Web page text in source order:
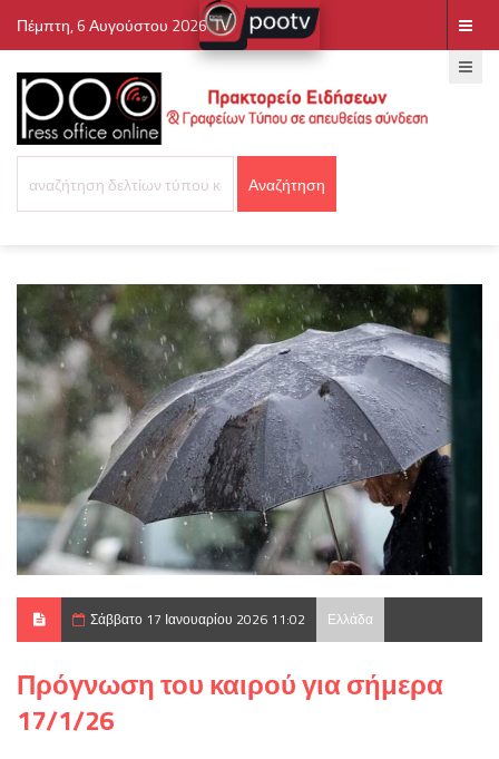
Πέμπτη, 6 Αυγούστου 2026
Σάββατο 17 Ιανουαρίου 2026 11:02 Ελλάδα
Πρόγνωση του καιρού για σήμερα
17/1/26